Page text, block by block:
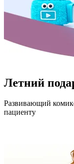
Летний
Развивающий
пациенту